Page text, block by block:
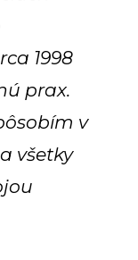
1998
prax.
v
všetky